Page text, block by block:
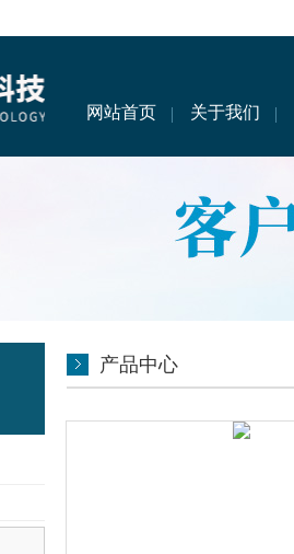
网站首页 关于我们
产品中心